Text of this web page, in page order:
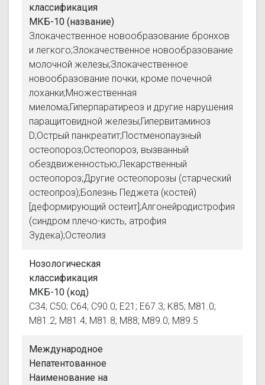
классификация
МКБ-10 (название)
Злокачественное новообразование бронхов
и легкого;Злокачественное новообразование
молочной железы;Злокачественное
новообразование почки, кроме почечной
лоханки;Множественная
миелома;Гиперпаратиреоз и другие нарушения
паращитовидной железы;Гипервитаминоз
D;Острый панкреатит;Постменопаузный
остеопороз;Остеопороз, вызванный
обездвиженностью;Лекарственный
остеопороз;Другие остеопорозы (старческий
остеопроз);Болезнь Педжета (костей)
[деформирующий остеит];Алгонейродистрофия
(синдром плечо-кисть, атрофия
Зудека);Остеолиз
Нозологическая
классификация
МКБ-10 (код)
C34; C50; C64; C90.0; E21; E67.3; K85; M81.0;
M81.2; M81.4; M81.8; M88; M89.0; M89.5
Международное
Непатентованное
Наименование на